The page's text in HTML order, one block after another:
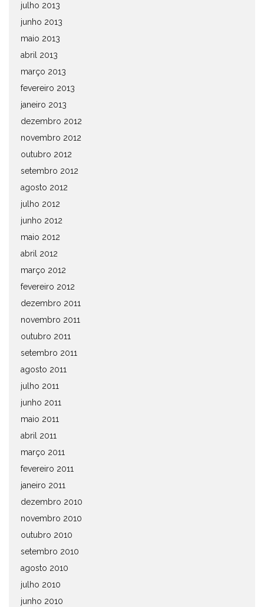
julho 2013
junho 2013
maio 2013
abril 2013
março 2013
fevereiro 2013
janeiro 2013
dezembro 2012
novembro 2012
outubro 2012
setembro 2012
agosto 2012
julho 2012
junho 2012
maio 2012
abril 2012
março 2012
fevereiro 2012
dezembro 2011
novembro 2011
outubro 2011
setembro 2011
agosto 2011
julho 2011
junho 2011
maio 2011
abril 2011
março 2011
fevereiro 2011
janeiro 2011
dezembro 2010
novembro 2010
outubro 2010
setembro 2010
agosto 2010
julho 2010
junho 2010